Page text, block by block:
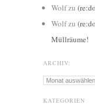
Wolfzu
Wolfzu
Müllräume!
ARCHIV:
Archiv:
KATEGORIEN